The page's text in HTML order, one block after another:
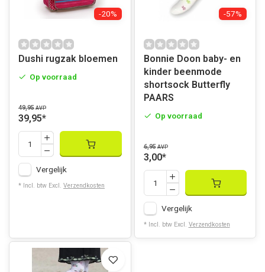
-20%
Dushi rugzak bloemen
Op voorraad
49,95 AVP
39,95*
Vergelijk
* Incl. btw Excl. Verzendkosten
-57%
Bonnie Doon baby- en
kinder beenmode
shortsock Butterfly
PAARS
Op voorraad
6,95 AVP
3,00*
Vergelijk
* Incl. btw Excl. Verzendkosten